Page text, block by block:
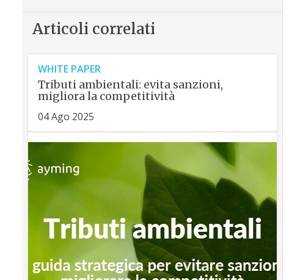
Articoli correlati
WHITE PAPER
Tributi ambientali: evita sanzioni,
migliora la competitività
04 Ago 2025